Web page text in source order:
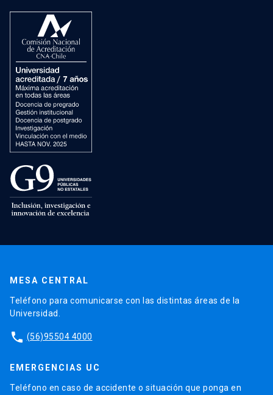
MESA CENTRAL
Teléfono para comunicarse con las distintas áreas de la
Universidad.
phone (56)95504 4000
EMERGENCIAS UC
Teléfono en caso de accidente o situación que ponga en